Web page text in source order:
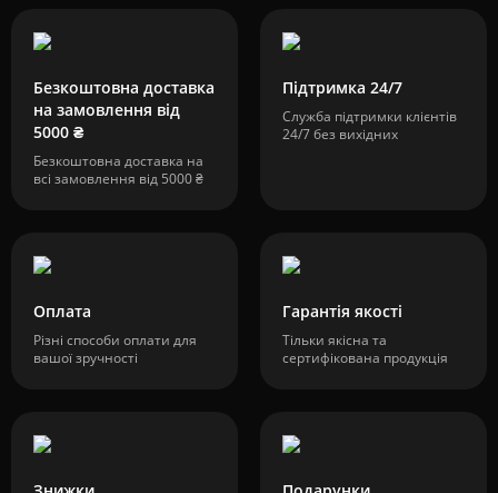
Безкоштовна доставка
на замовлення від
5000 ₴
Безкоштовна доставка на
всі замовлення від 5000 ₴
Підтримка 24/7
Служба підтримки клієнтів
24/7 без вихідних
Оплата
Різні способи оплати для
вашої зручності
Гарантія якості
Тільки якісна та
сертифікована продукція